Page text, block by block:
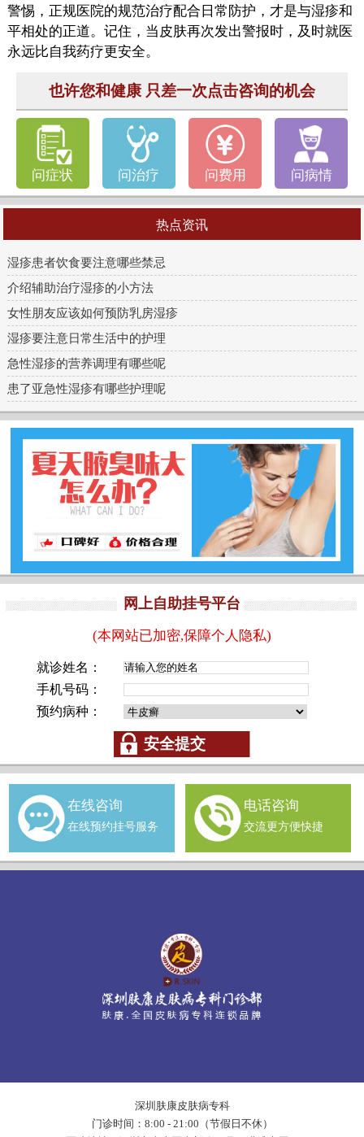
警惕，正规医院的规范治疗配合日常防护，才是与湿疹和
平相处的正道。记住，当皮肤再次发出警报时，及时就医
永远比自我药疗更安全。
也许您和健康 只差一次点击咨询的机会
问症状 问治疗 问费用 问病情
热点资讯
湿疹患者饮食要注意哪些禁忌
介绍辅助治疗湿疹的小方法
女性朋友应该如何预防乳房湿疹
湿疹要注意日常生活中的护理
急性湿疹的营养调理有哪些呢
患了亚急性湿疹有哪些护理呢
网上自助挂号平台
(本网站已加密,保障个人隐私)
就诊姓名：
手机号码：
预约病种：
在线咨询
在线预约挂号服务
电话咨询
交流更方便快捷
深圳肤康皮肤病专科
门诊时间：8:00 - 21:00（节假日不休）